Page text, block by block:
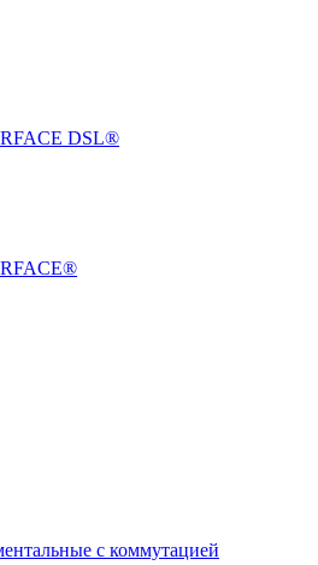
DSL®
с коммутацией